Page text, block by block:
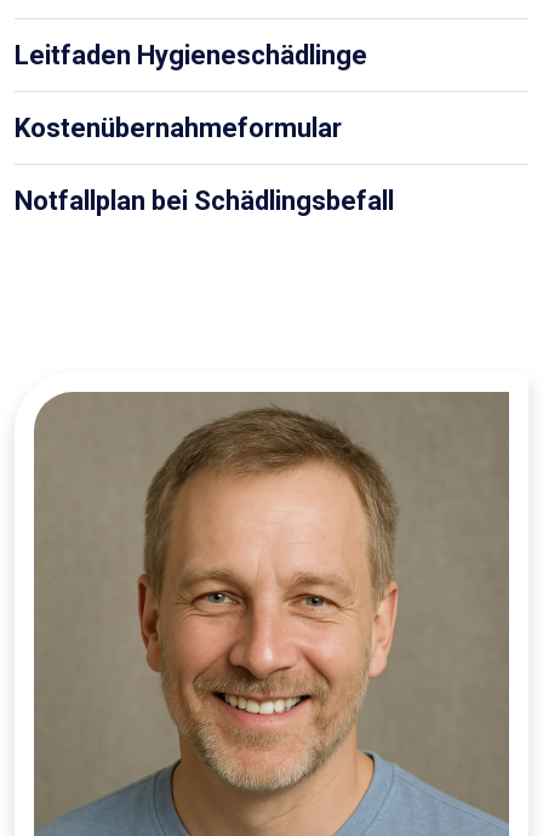
Leitfaden Hygieneschädlinge
Kostenübernahmeformular
Notfallplan bei Schädlingsbefall